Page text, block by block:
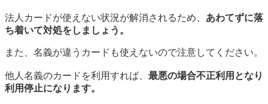
法人カードが使えない状況が解消されるため、 あわてずに落
ち着いて対処をしましょう。
また、名義が違うカードも使えないので注意してください。
他人名義のカードを利用すれば、 最悪の場合不正利用となり
利用停止になります。